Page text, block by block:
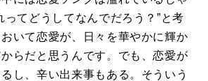
ってどうしてなんでだろう？”と考
いて恋愛が、日々を華やかに輝か
らだと思うんです。でも、恋愛が
し、辛い出来事もある。そういう